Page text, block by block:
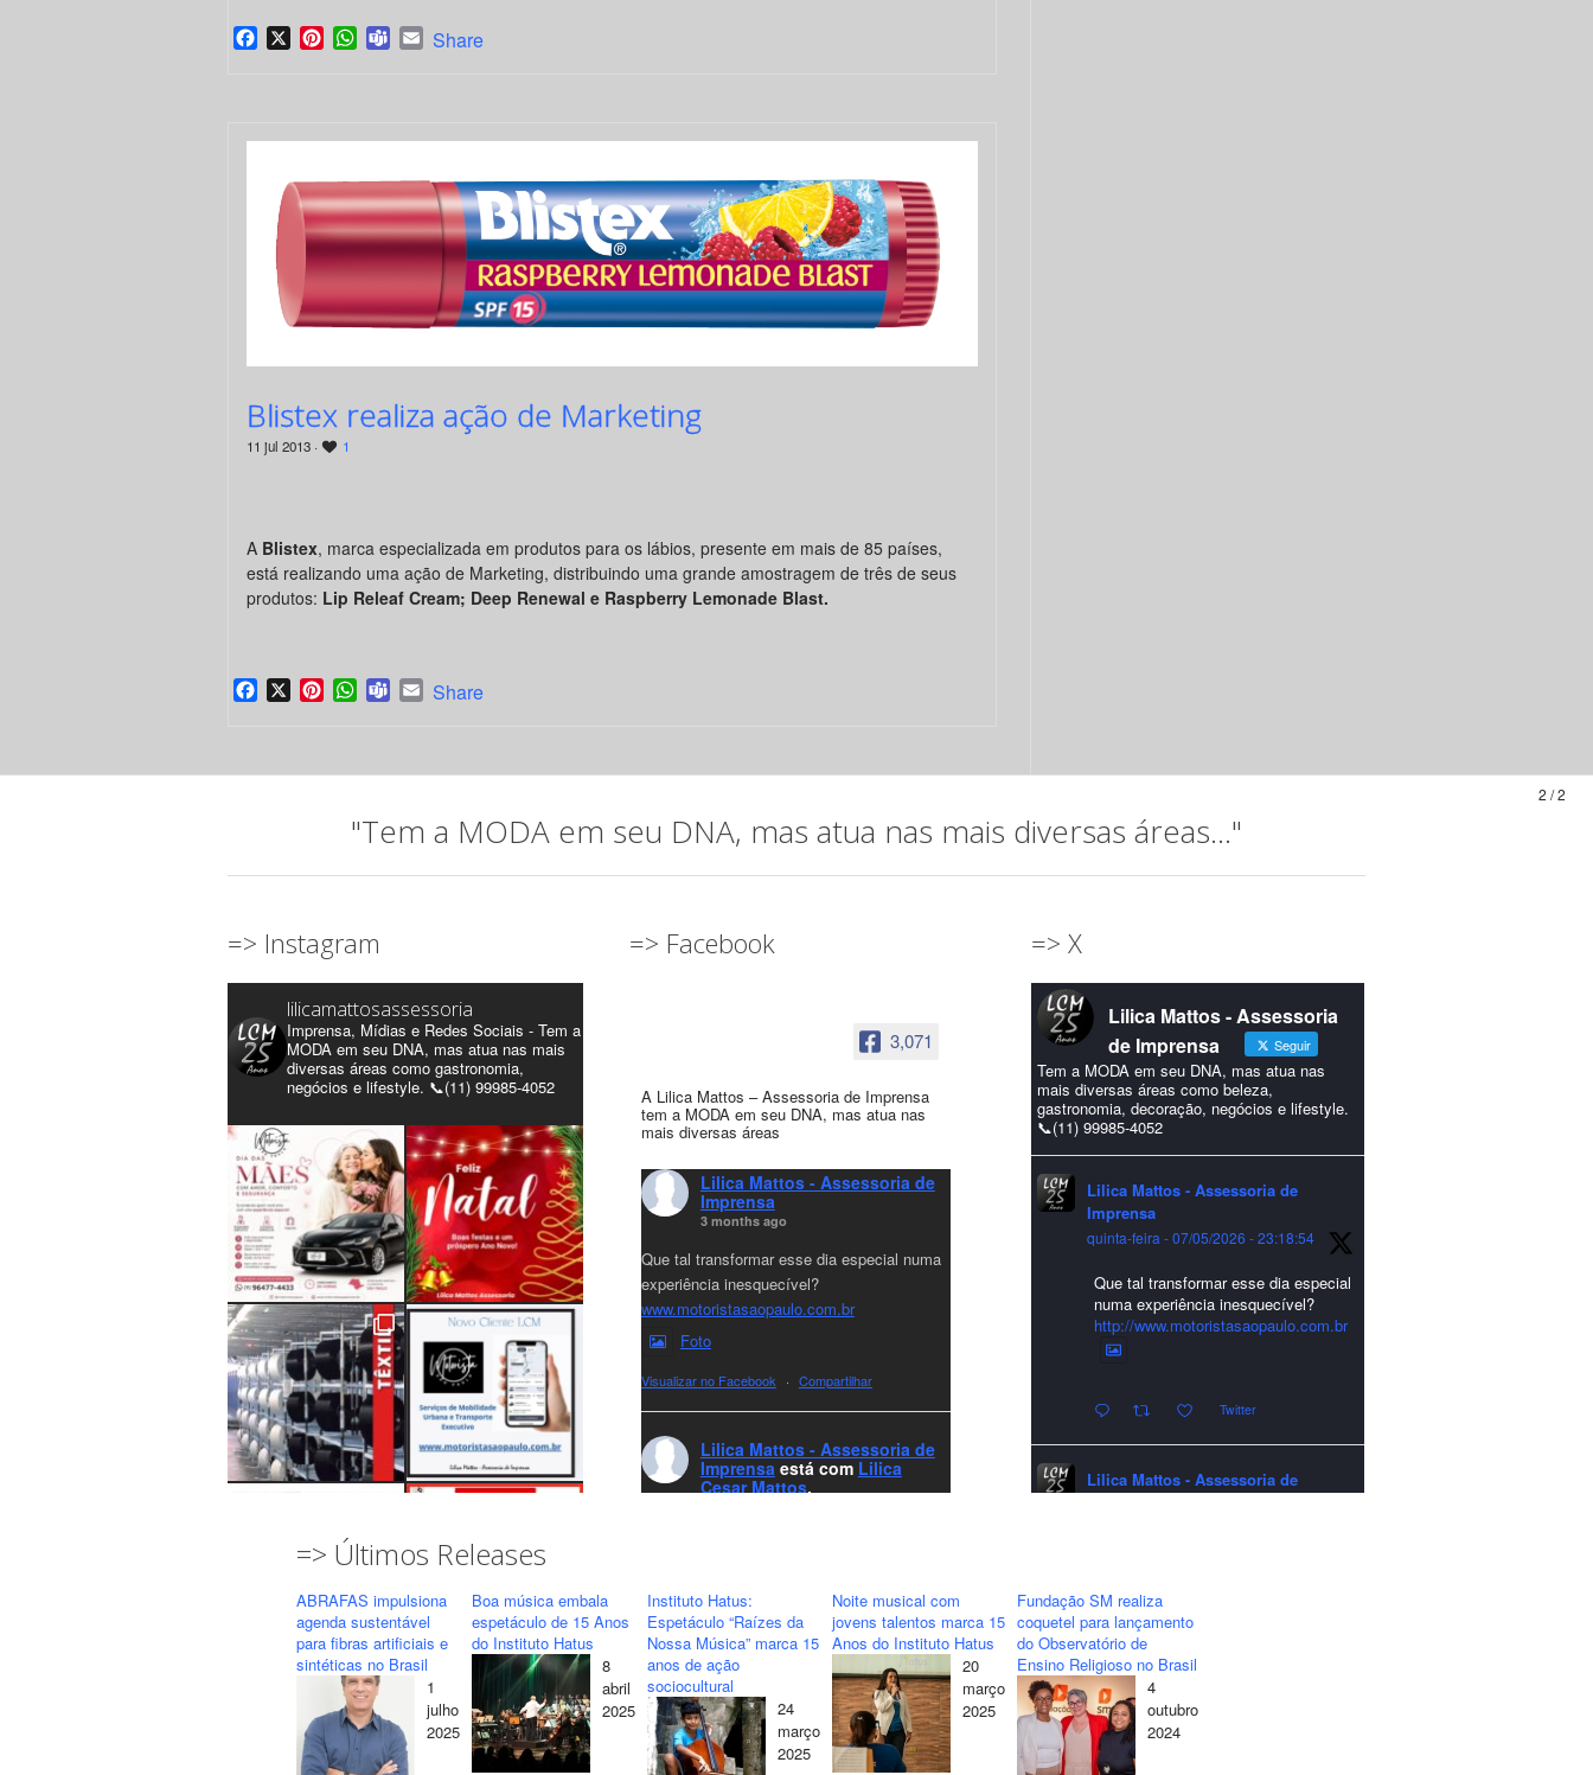
Facebook
X PinterestWhatsApp
TeamsEmail
Share
Blistex realiza ação de Marketing
11 jul 2013 · 1
A Blistex, marca especializada em produtos para os lábios, presente em mais de 85 países,
está realizando uma ação de Marketing, distribuindo uma grande amostragem de três de seus
produtos: Lip Releaf Cream; Deep Renewal e Raspberry Lemonade Blast.
Facebook
X PinterestWhatsApp
TeamsEmail
Share
2 / 2
"Tem a MODA em seu DNA, mas atua nas mais diversas áreas..."
=> Instagram
lilicamattosassessoria
Imprensa, Mídias e Redes Sociais - Tem a
MODA em seu DNA, mas atua nas mais
diversas áreas como gastronomia,
negócios e lifestyle. 📞(11) 99985-4052
Carregar mais... Seguir
=> Facebook
3,071
A Lilica Mattos – Assessoria de Imprensa
tem a MODA em seu DNA, mas atua nas
mais diversas áreas
Lilica Mattos - Assessoria de
Imprensa
3 months ago
Que tal transformar esse dia especial numa
experiência inesquecível?
www.motoristasaopaulo.com.br
Foto
Visualizar no Facebook · Compartilhar
Lilica Mattos - Assessoria de
Imprensa está com Lilica
Cesar Mattos.
realizações para todos clientes, jornalistas e
amigos que sempre nos acompanham!🎄✨
🥂❤️
#lcmassessoria
#natal
#merrychristmas #felizanonovo
#HappyNewYear
Foto
=> X
Lilica Mattos - Assessoria
de Imprensa
Seguir
Tem a MODA em seu DNA, mas atua nas
mais diversas áreas como beleza,
gastronomia, decoração, negócios e lifestyle.
📞(11) 99985-4052
Lilica Mattos - Assessoria de
Imprensa
quinta-feira - 07/05/2026 - 23:18:54
Que tal transformar esse dia especial
numa experiência inesquecível?
http://www.motoristasaopaulo.com.br
Twitter
Lilica Mattos - Assessoria de
excelente Natal e um 2026 repleto de
conquistas e realizações para todos
clientes, jornalistas e amigos que
sempre nos acompanham!🎄✨🥂❤️
#lcmassessoria
#merrychristmas
#happynewyear
=> Últimos Releases
ABRAFAS impulsiona
agenda sustentável
para fibras artificiais e
sintéticas no Brasil
1
julho
2025
Boa música embala
espetáculo de 15 Anos
do Instituto Hatus
8
abril
2025
Instituto Hatus:
Espetáculo “Raízes da
Nossa Música” marca 15
anos de ação
sociocultural
24
março
2025
Noite musical com
jovens talentos marca 15
Anos do Instituto Hatus
20
março
2025
Fundação SM realiza
coquetel para lançamento
do Observatório de
Ensino Religioso no Brasil
4
outubro
2024